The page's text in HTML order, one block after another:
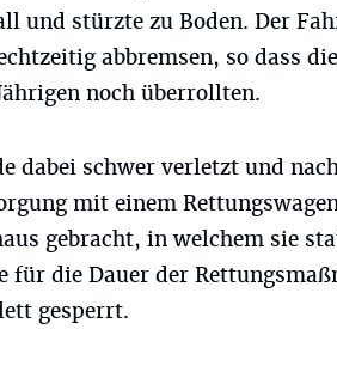
und stürzte zu Boden. Der
abbremsen, so dass
noch überrollten.
dabei schwer verletzt und
mit einem
gebracht, in welchem sie
die Dauer der
gesperrt.